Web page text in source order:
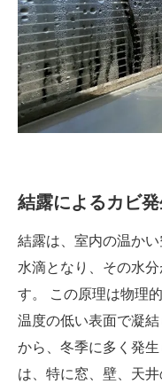
結露によるカビ
結露は、室内の温か
水滴となり、その水
す。 この原理は物理
温度の低い表面で凝
から、冬季に多く発
は、特に窓、壁、天